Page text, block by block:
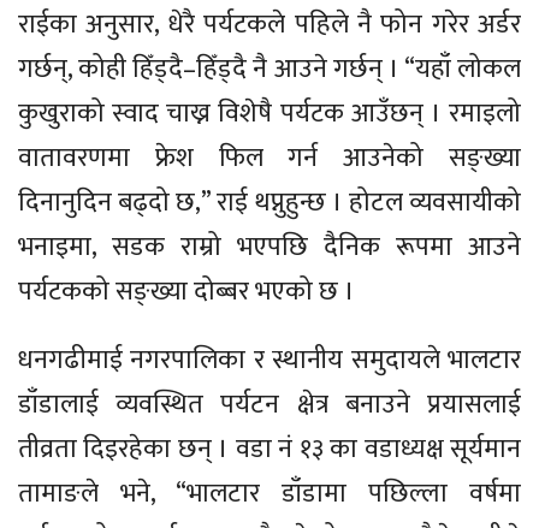
राईका अनुसार, धेरै पर्यटकले पहिले नै फोन गरेर अर्डर
गर्छन्, कोही हिँड्दै–हिँड्दै नै आउने गर्छन् । “यहाँ लोकल
कुखुराको स्वाद चाख्न विशेषै पर्यटक आउँछन् । रमाइलो
वातावरणमा फ्रेश फिल गर्न आउनेको सङ्ख्या
दिनानुदिन बढ्दो छ,” राई थप्नुहुन्छ । होटल व्यवसायीको
भनाइमा, सडक राम्रो भएपछि दैनिक रूपमा आउने
पर्यटकको सङ्ख्या दोब्बर भएको छ ।
धनगढीमाई नगरपालिका र स्थानीय समुदायले भालटार
डाँडालाई व्यवस्थित पर्यटन क्षेत्र बनाउने प्रयासलाई
तीव्रता दिइरहेका छन् । वडा नं १३ का वडाध्यक्ष सूर्यमान
तामाङले भने, “भालटार डाँडामा पछिल्ला वर्षमा